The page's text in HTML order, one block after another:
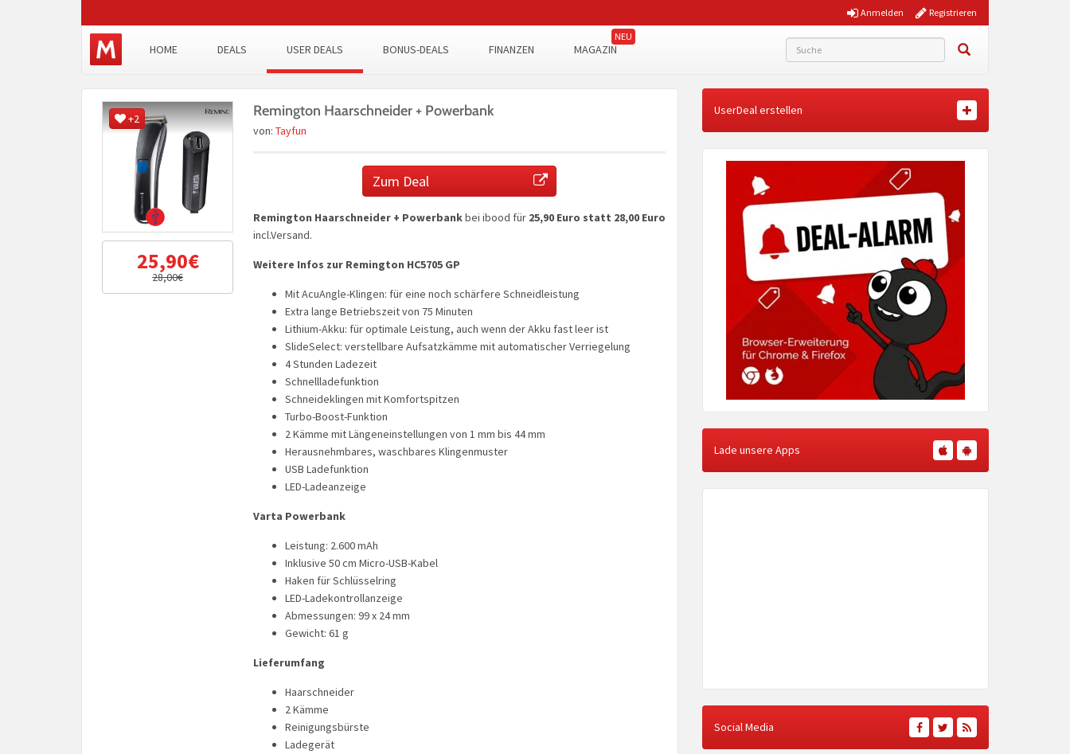
Registrieren
Anmelden
HOME DEALS USER DEALS BONUS-DEALS FINANZEN MAGAZIN
+2
25,90€
28,00€
Remington Haarschneider + Powerbank
von: Tayfun
Zum Deal
Remington Haarschneider + Powerbankbei ibood für 25,90 Euro statt 28,00 Euro
incl.Versand.
Weitere Infos zur Remington HC5705 GP
Mit AcuAngle-Klingen: für eine noch schärfere Schneidleistung
Extra lange Betriebszeit von 75 Minuten
Lithium-Akku: für optimale Leistung, auch wenn der Akku fast leer ist
SlideSelect: verstellbare Aufsatzkämme mit automatischer Verriegelung
4 Stunden Ladezeit
Schnellladefunktion
Schneideklingen mit Komfortspitzen
Turbo-Boost-Funktion
2 Kämme mit Längeneinstellungen von 1 mm bis 44 mm
Herausnehmbares, waschbares Klingenmuster
USB Ladefunktion
LED-Ladeanzeige
Varta Powerbank
Leistung: 2.600 mAh
Inklusive 50 cm Micro-USB-Kabel
Haken für Schlüsselring
LED-Ladekontrollanzeige
Abmessungen: 99 x 24 mm
Gewicht: 61 g
Lieferumfang
Haarschneider
2 Kämme
Reinigungsbürste
Ladegerät
UserDeal erstellen
Lade unsere Apps
Social Media